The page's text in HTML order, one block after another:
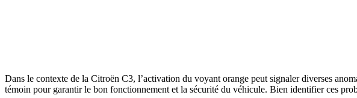
Dans le contexte de la Citroën C3, l’activation du voyant orange peut signaler diverses
témoin pour garantir le bon fonctionnement et la sécurité du véhicule. Bien identifier ces